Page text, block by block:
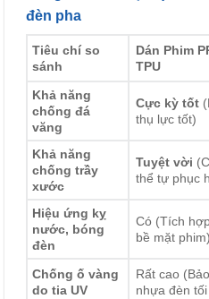
đèn pha
Tiêu chí so
sánh
Dán Phim
TPU
Khả năng
chống đá
văng
Cực kỳ tốt
thụ lực tốt)
Khả năng
chống trầy
xước
Tuyệt vời
thể tự phục
Hiệu ứng kỵ
nước, bóng
đèn
Có (Tích
bề mặt phim)
Chống ố vàng
do tia UV
Rất cao
nhựa đèn